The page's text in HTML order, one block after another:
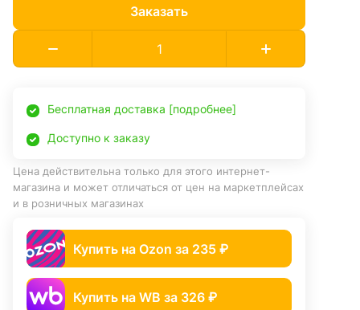
Заказать
Бесплатная доставка [подробнее]
Доступно к заказу
Цена действительна только для этого интернет-
магазина и может отличаться от цен на маркетплейсах
и в розничных магазинах
Купить на Ozon за 235 ₽
Купить на WB за 326 ₽